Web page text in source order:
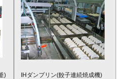
) IHダンプリン(餃子連続焼成機)